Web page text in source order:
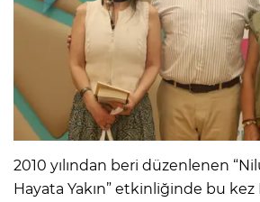
2010 yılından beri düzenlenen
Hayata Yakın” etkinliğinde bu